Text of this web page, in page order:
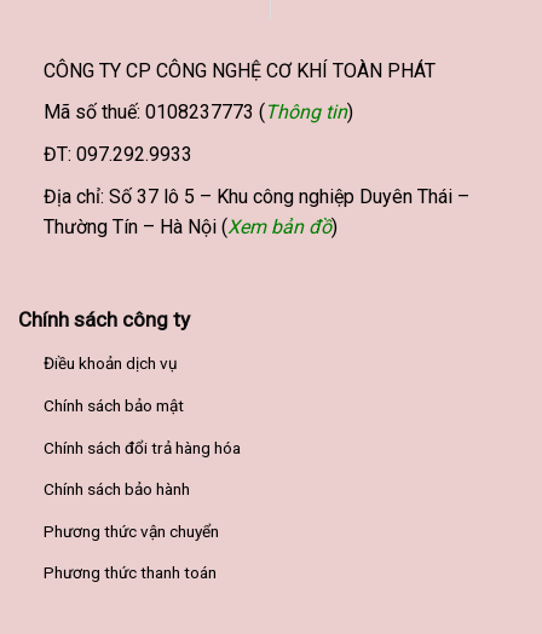
CÔNG TY CP CÔNG NGHỆ CƠ KHÍ TOÀN PHÁT
Mã số thuế: 0108237773 ( Thông tin)
ĐT: 097.292.9933
Địa chỉ: Số 37 lô 5 – Khu công nghiệp Duyên Thái –
Thường Tín – Hà Nội (Xem bản đồ)
Chính sách công ty
Điều khoản dịch vụ
Chính sách bảo mật
Chính sách đổi trả hàng hóa
Chính sách bảo hành
Phương thức vận chuyển
Phương thức thanh toán